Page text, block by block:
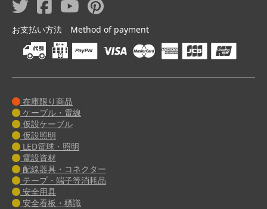
お支払い方法 Method of payment
在庫限り商品
ケーブル・電線
仮設ケーブル
仮設照明
LED電球・照明
電設資材
配線器具・コネクター
テープ・端子等消耗品
安全用具
安全看板・標識